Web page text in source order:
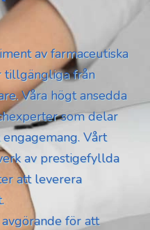
av farmaceutiska
tillgängliga från
Våra högt ansedda
som delar
Vårt
av prestigefyllda
att leverera
för att